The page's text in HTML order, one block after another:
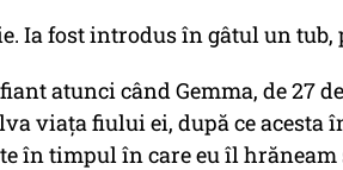
Ia fost introdus în gâtul un
atunci când Gemma, de 27
viaţa fiului ei, după ce acesta
în timpul în care eu îl